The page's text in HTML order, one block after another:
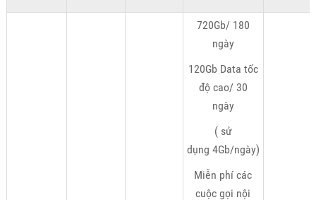
720Gb/ 180
ngày
120Gb Data tốc
độ cao/ 30
ngày
( sử
dụng 4Gb/ngày)
Miễn phí các
cuộc gọi nội